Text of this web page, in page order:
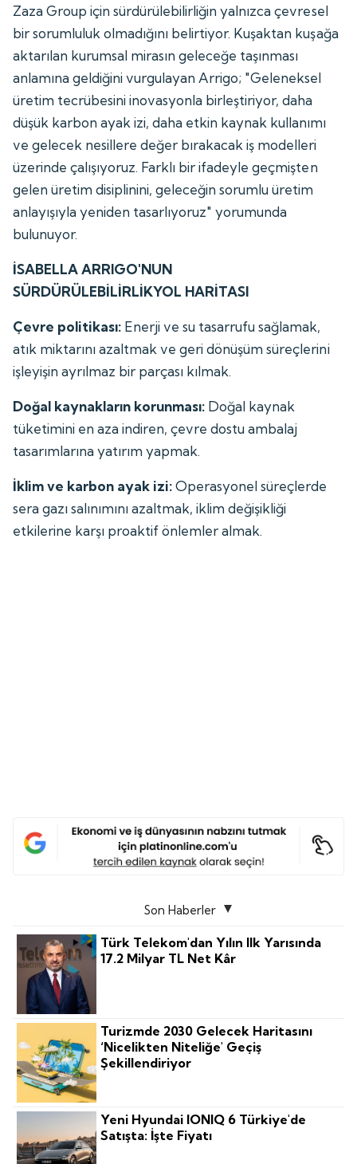
Zaza Group için sürdürülebilirliğin yalnızca çevresel
bir sorumluluk olmadığını belirtiyor. Kuşaktan kuşağa
aktarılan kurumsal mirasın geleceğe taşınması
anlamına geldiğini vurgulayan Arrigo; "Geleneksel
üretim tecrübesini inovasyonla birleştiriyor, daha
düşük karbon ayak izi, daha etkin kaynak kullanımı
ve gelecek nesillere değer bırakacak iş modelleri
üzerinde çalışıyoruz. Farklı bir ifadeyle geçmişten
gelen üretim disiplinini, geleceğin sorumlu üretim
anlayışıyla yeniden tasarlıyoruz" yorumunda
bulunuyor.
İSABELLA ARRIGO'NUN
SÜRDÜRÜLEBİLİRLİKYOL HARİTASI
Çevre politikası: Enerji ve su tasarrufu sağlamak,
atık miktarını azaltmak ve geri dönüşüm süreçlerini
işleyişin ayrılmaz bir parçası kılmak.
Doğal kaynakların korunması: Doğal kaynak
tüketimini en aza indiren, çevre dostu ambalaj
tasarımlarına yatırım yapmak.
İklim ve karbon ayak izi:Operasyonel süreçlerde
sera gazı salınımını azaltmak, iklim değişikliği
etkilerine karşı proaktif önlemler almak.
Son Haberler
Türk Telekom'dan Yılın Ilk Yarısında
17.2 Milyar TL Net Kâr
Turizmde 2030 Gelecek Haritasını
‘nicelikten Niteliğe' Geçiş
Şekillendiriyor
Yeni Hyundai IONIQ 6 Türkiye'de
Satışta: İşte Fiyatı